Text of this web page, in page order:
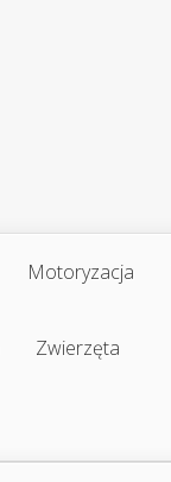
Motoryzacja
Zwierzęta